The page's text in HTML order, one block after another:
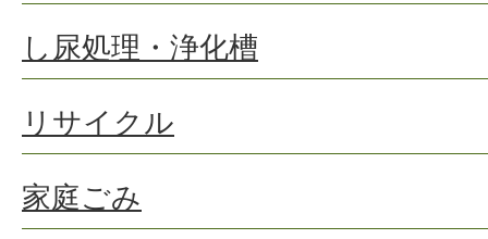
し尿処理・浄化槽
リサイクル
家庭ごみ